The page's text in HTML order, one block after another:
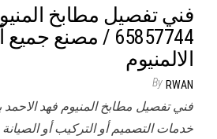
فني تفصيل مطابخ
65857744 / مصنع
الالمنيوم
By RWAN
فني تفصيل مطابخ المنيوم فهد الاحمد
خدمات التصميم أو التركيب أو